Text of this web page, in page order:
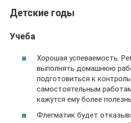
Детские годы
Учеба
Хорошая успеваемость.
выполнять домашнюю
подготовиться к
самостоятельным
кажутся ему более
Флегматик будет